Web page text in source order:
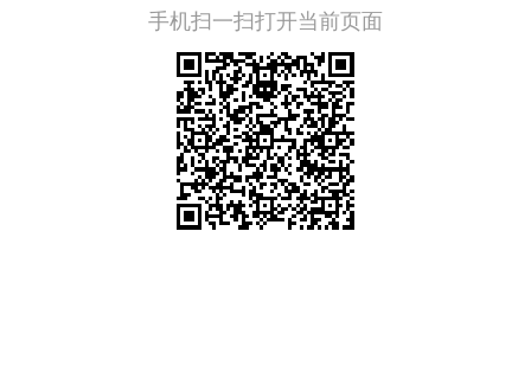
手机扫一扫打开当前页面